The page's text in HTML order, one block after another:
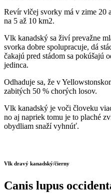
Revír vlčej svorky má v zime 20
na 5 až 10 km2.
Vlk kanadský sa živí prevažne
svorka dobre spolupracuje, dá
čakajú pred stádom sa pokúšajú
jedinca.
Odhaduje sa, že v
zabitých 50 % chorých losov.
Vlk kanadský je voči človeku
no aj napriek tomu je to plaché
obydliam snaží vyhnúť.
Vlk dravý kanadský/čierny
Canis lupus